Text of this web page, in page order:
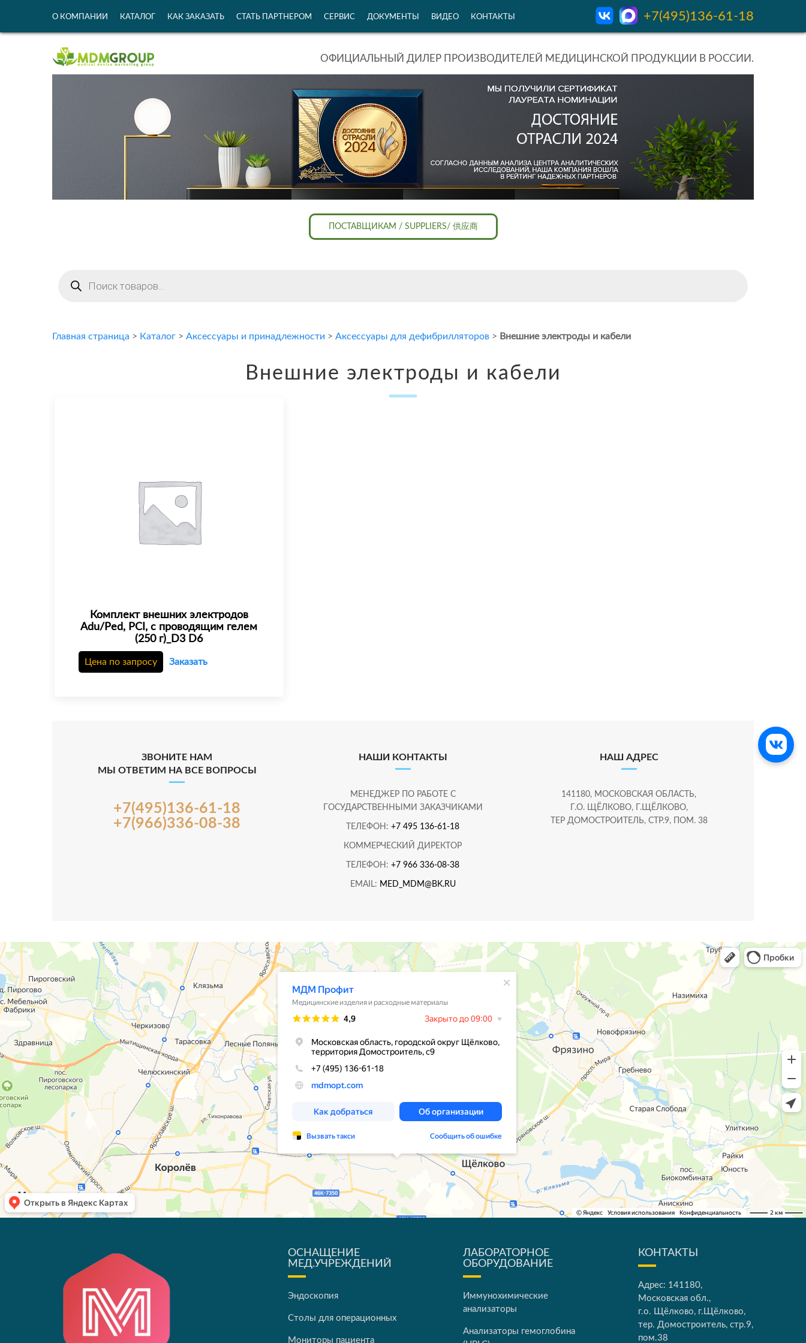
О КОМПАНИИ КАТАЛОГ КАК ЗАКАЗАТЬ СТАТЬ ПАРТНЕРОМ СЕРВИС ДОКУМЕНТЫ ВИДЕО КОНТАКТЫ +7(495)136-61-18
ОФИЦИАЛЬНЫЙ ДИЛЕР ПРОИЗВОДИТЕЛЕЙ МЕДИЦИНСКОЙ ПРОДУКЦИИ В РОССИИ.
ПОСТАВЩИКАМ / SUPPLIERS/ 供应商
товаров
Главная страница > Каталог > Аксессуары и принадлежности > Аксессуары для дефибрилляторов > Внешние электроды и кабели
Внешние электроды и кабели
Комплект внешних электродов
Adu/Ped, PCI, с проводящим гелем
(250 г)_D3 D6
Цена по запросу Заказать
ЗВОНИТЕ НАМ
МЫ ОТВЕТИМ НА ВСЕ ВОПРОСЫ
+7(495)136-61-18
+7(966)336-08-38
НАШИ КОНТАКТЫ
МЕНЕДЖЕР ПО РАБОТЕ С
ГОСУДАРСТВЕННЫМИ ЗАКАЗЧИКАМИ
ТЕЛЕФОН:+7 495 136-61-18
КОММЕРЧЕСКИЙ ДИРЕКТОР
ТЕЛЕФОН:+7 966 336-08-38
EMAIL: MED_MDM@BK.RU
НАШ АДРЕС
141180, МОСКОВСКАЯ ОБЛАСТЬ,
Г.О. ЩЁЛКОВО, Г.ЩЁЛКОВО,
ТЕР ДОМОСТРОИТЕЛЬ, СТР.9, ПОМ. 38
ОСНАЩЕНИЕ
МЕД.УЧРЕЖДЕНИЙ
Эндоскопия
Столы для операционных
Мониторы пациента
ЛАБОРАТОРНОЕ
ОБОРУДОВАНИЕ
Иммунохимические
анализаторы
Анализаторы гемоглобина
КОНТАКТЫ
Адрес: 141180,
Московская обл.,
г.о. Щёлково, г.Щёлково,
тер. Домостроитель, стр.9,
пом.38